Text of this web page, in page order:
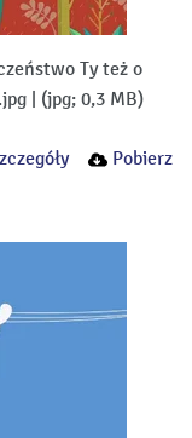
Ty też o
(jpg; 0,3 MB)
Pobierz